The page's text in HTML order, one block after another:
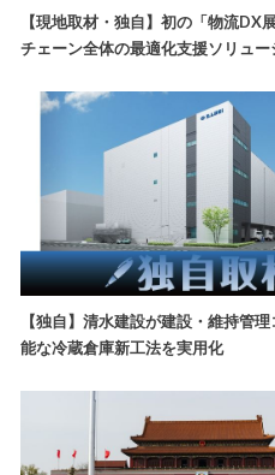
【現地取材・独自】初の「物流DX
チェーン全体の最適化支援ソリュー
【独自】清水建設が建設・維持管
能な冷蔵倉庫新工法を実用化